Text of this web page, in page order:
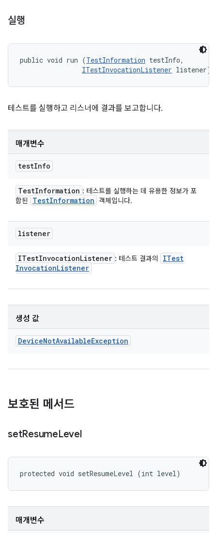
실행
public void run (TestInformation testInfo,
ITestInvocationListener listener)
테스트를 실행하고 리스너에 결과를 보고합니다.
매개변수
testInfo
TestInformation : 테스트를 실행하는 데 유용한 정보가 포
함된
TestInformation 객체입니다.
listener
ITestInvocationListener : 테스트 결과의
ITest
InvocationListener
생성 값
DeviceNotAvailableException
보호된 메서드
setResumeLevel
protected void setResumeLevel (int level)
매개변수